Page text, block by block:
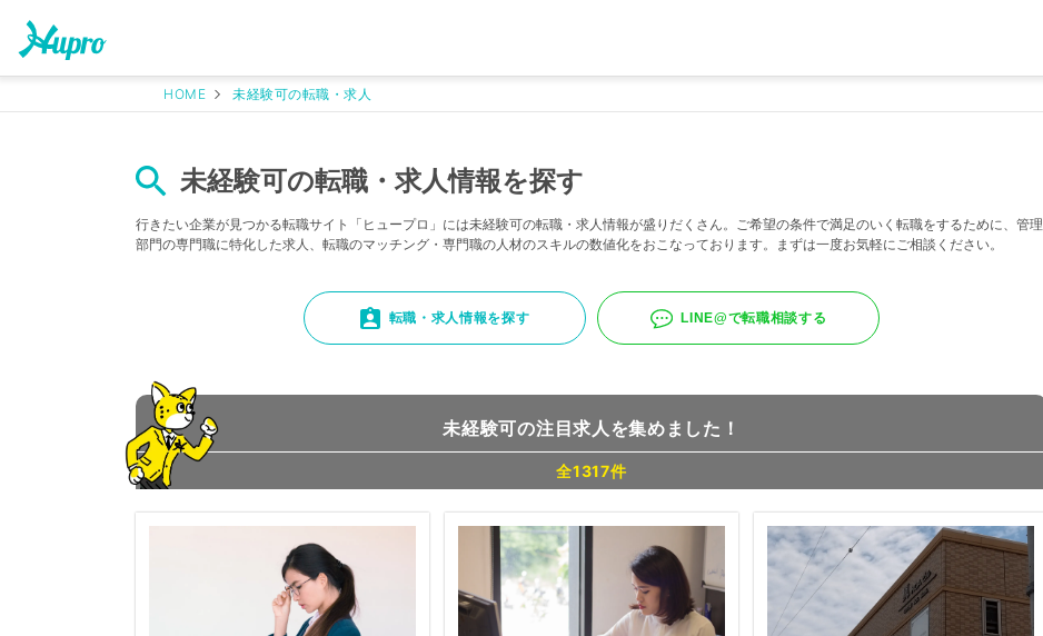
HOME 未経験可の転職・求人
未経験可の転職・求人情報を探す
行きたい企業が見つかる転職サイト「ヒュープロ」には未経験可の転職・求人情報が盛りだくさん。ご希望の条件で満足のいく転職をするために、管理
部門の専門職に特化した求人、転職のマッチング・専門職の人材のスキルの数値化をおこなっております。まずは一度お気軽にご相談ください。
転職・求人情報を探す LINE@で転職相談する
未経験可の注目求人を集めました！
全1317件